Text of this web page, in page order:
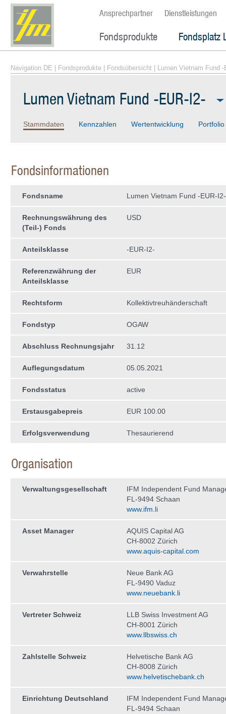
Ansprechpartner Dienstleistungen
Fondsprodukte Fondsplatz
Navigation DE Fondsprodukte Fondsübersicht | Lumen Vietnam Fund -
Lumen Vietnam Fund -EUR-I2-
Stammdaten Kennzahlen Wertentwicklung Portfolio
Fondsinformationen
Fondsname Lumen Vietnam Fund -EUR-I2-
Rechnungswährung des
(Teil-) Fonds
USD
Anteilsklasse -EUR-I2-
Referenzwährung der
Anteilsklasse
EUR
Rechtsform Kollektivtreuhän­derschaft
Fondstyp OGAW
Abschluss Rechnungsjahr 31.12
Auflegungsdatum 05.05.2021
Fondsstatus active
Erstausgabepreis EUR 100.00
Erfolgsverwendung Thesaurierend
Organisation
Verwaltungs­gesellschaft
IFM Independent Fund
FL-9494 Schaan
www.ifm.li
Asset Manager
AQUIS Capital AG
CH-8002 Zürich
www.aquis-capital.com
Verwahrstelle
Neue Bank AG
FL-9490 Vaduz
www.neuebank.li
Vertreter Schweiz
LLB Swiss Investment AG
CH-8001 Zürich
www.llbswiss.ch
Zahlstelle Schweiz
Helvetische Bank AG
CH-8008 Zürich
www.helvetischebank.ch
Einrichtung Deutschland
IFM Independent Fund
FL-9494 Schaan